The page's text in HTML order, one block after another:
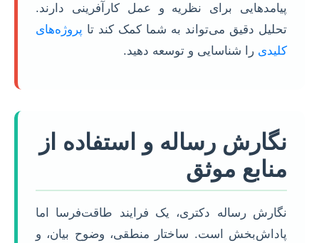
پیامدهایی برای نظریه و عمل کارآفرینی دارند.
تحلیل دقیق می‌تواند به شما کمک کند تا پروژه‌های
کلیدی را شناسایی و توسعه دهید.
نگارش رساله و استفاده از
منابع موثق
نگارش رساله دکتری، یک فرایند طاقت‌فرسا اما
پاداش‌بخش است. ساختار منطقی، وضوح بیان، و